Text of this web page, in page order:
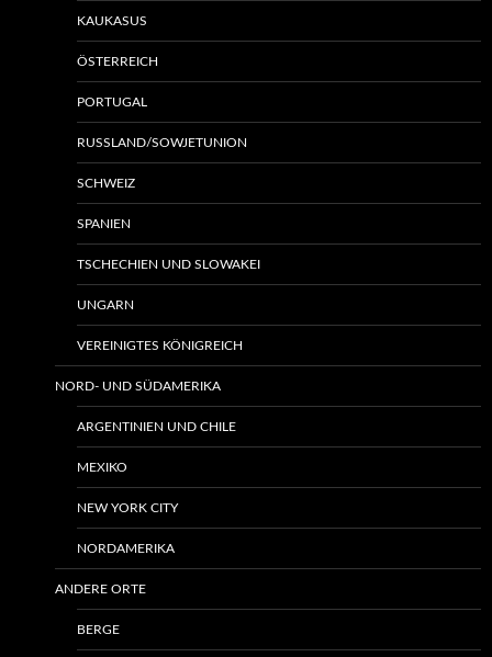
KAUKASUS
ÖSTERREICH
PORTUGAL
RUSSLAND/SOWJETUNION
SCHWEIZ
SPANIEN
TSCHECHIEN UND SLOWAKEI
UNGARN
VEREINIGTES KÖNIGREICH
NORD- UND SÜDAMERIKA
ARGENTINIEN UND CHILE
MEXIKO
NEW YORK CITY
NORDAMERIKA
ANDERE ORTE
BERGE